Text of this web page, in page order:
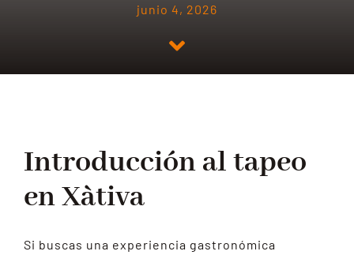
junio 4, 2026
Introducción al tapeo
en Xàtiva
Si buscas una experiencia gastronómica